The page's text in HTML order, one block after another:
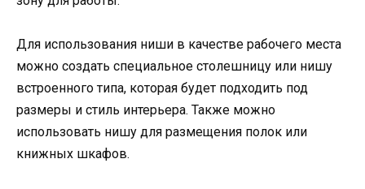
Для использования ниши в качестве рабочего места
можно создать специальное столешницу или нишу
встроенного типа, которая будет подходить под
размеры и стиль интерьера. Также можно
использовать нишу для размещения полок или
книжных шкафов.